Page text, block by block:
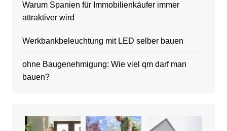
Warum Spanien für Immobilienkäufer immer
attraktiver wird
Werkbankbeleuchtung mit LED selber bauen
ohne Baugenehmigung: Wie viel qm darf man
bauen?